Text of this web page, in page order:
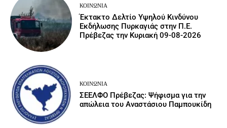
ΚΟΙΝΩΝΙΑ
Έκτακτο Δελτίο Υψηλού Κινδύνου
Εκδήλωσης Πυρκαγιάς στην Π.Ε.
Πρέβεζας την Κυριακή 09-08-2026
ΚΟΙΝΩΝΙΑ
ΣΕΕΛΦΟ Πρέβεζας: Ψήφισμα για την
απώλεια του Αναστάσιου Παμπουκίδη